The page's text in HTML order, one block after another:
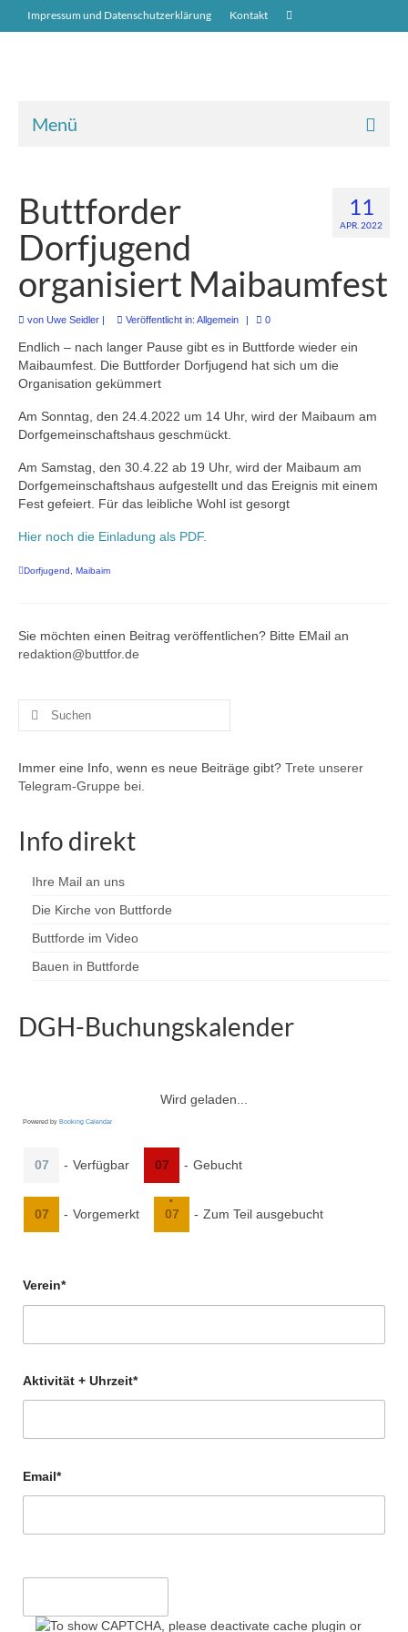
Impressum und Datenschutzerklärung Kontakt
Menü
Übers Dorf
Geschichte über Buttforde
St.-Marien-Kirche
Bauen in Buttforde
Unternehmen in Buttforde
Alte Fotos vom Dorf
Buchung Dorfgemeinschaftshaus
Vereine
Buchung Dorfgemeinschaftshaus
Nordseeurlaub in Buttforde!
11
APR. 2022
Buttforder
Dorfjugend
organisiert Maibaumfest
von Uwe Seidler | Veröffentlicht in: Allgemein | 0
Endlich – nach langer Pause gibt es in Buttforde wieder ein
Maibaumfest. Die Buttforder Dorfjugend hat sich um die
Organisation gekümmert
Am Sonntag, den 24.4.2022 um 14 Uhr, wird der Maibaum am
Dorfgemeinschaftshaus geschmückt.
Am Samstag, den 30.4.22 ab 19 Uhr, wird der Maibaum am
Dorfgemeinschaftshaus aufgestellt und das Ereignis mit einem
Fest gefeiert. Für das leibliche Wohl ist gesorgt
Hier noch die Einladung als PDF.
Dorfjugend Maibaim
Sie möchten einen Beitrag veröffentlichen? Bitte EMail an
redaktion@buttfor.de
Suchen
Immer eine Info, wenn es neue Beiträge gibt? Trete unserer
Telegram-Gruppe bei.
Info direkt
Ihre Mail an uns
Die Kirche von Buttforde
Buttforde im Video
Bauen in Buttforde
DGH-Buchungskalender
Wird geladen...
Powered by Booking Calendar
07 - Verfügbar 07 - Gebucht
07 - Vorgemerkt
·
07 - Zum Teil ausgebucht
Verein*
Aktivität + Uhrzeit*
Email*